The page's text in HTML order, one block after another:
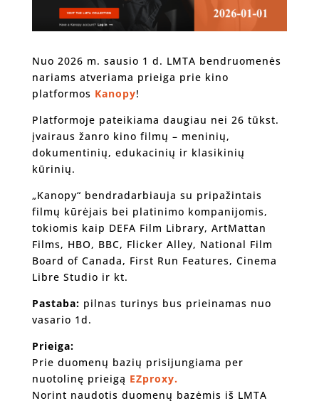
Nuo 2026 m. sausio 1 d. LMTA bendruomenės
nariams atveriama prieiga prie kino
platformos Kanopy!
Platformoje pateikiama daugiau nei 26 tūkst.
įvairaus žanro kino filmų – meninių,
dokumentinių, edukacinių ir klasikinių
kūrinių.
„Kanopy“ bendradarbiauja su pripažintais
filmų kūrėjais bei platinimo kompanijomis,
tokiomis kaip DEFA Film Library, ArtMattan
Films, HBO, BBC, Flicker Alley, National Film
Board of Canada, First Run Features, Cinema
Libre Studio ir kt.
Pastaba: pilnas turinys bus prieinamas nuo
vasario 1d.
Prieiga:
Prie duomenų bazių prisijungiama per
nuotolinę prieigą EZproxy.
Norint naudotis duomenų bazėmis iš LMTA